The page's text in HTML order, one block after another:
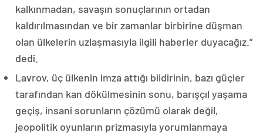
kalkınmadan, savaşın sonuçlarının ortadan
kaldırılmasından ve bir zamanlar birbirine düşman
olan ülkelerin uzlaşmasıyla ilgili haberler duyacağız.”
dedi.
Lavrov, üç ülkenin imza attığı bildirinin, bazı güçler
tarafından kan dökülmesinin sonu, barışçıl yaşama
geçiş, insani sorunların çözümü olarak değil,
jeopolitik oyunların prizmasıyla yorumlanmaya